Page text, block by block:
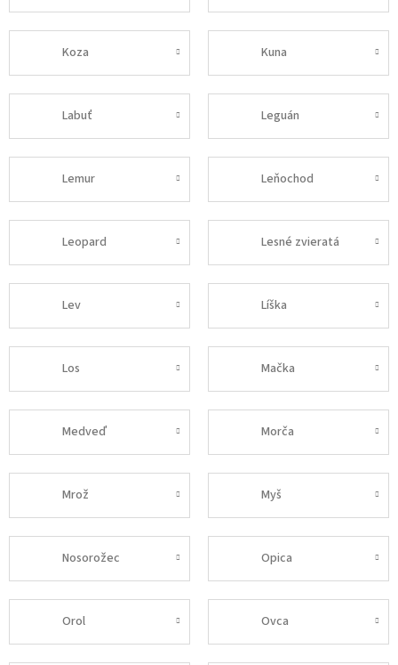
Koza Kuna
Labuť Leguán
Lemur Leňochod
Leopard Lesné zvieratá
Lev Líška
Los Mačka
Medveď Morča
Mrož Myš
Nosorožec Opica
Orol Ovca